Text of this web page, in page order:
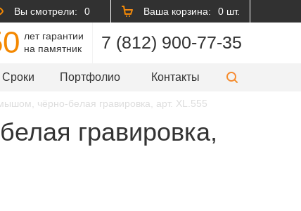
Вы смотрели: 0 Ваша корзина: 0 шт.
лет гарантии
на памятник
7 (812) 900-77-35
Сроки Портфолио Контакты
чёрно-белая гравировка, арт. XL.555
гравировка,